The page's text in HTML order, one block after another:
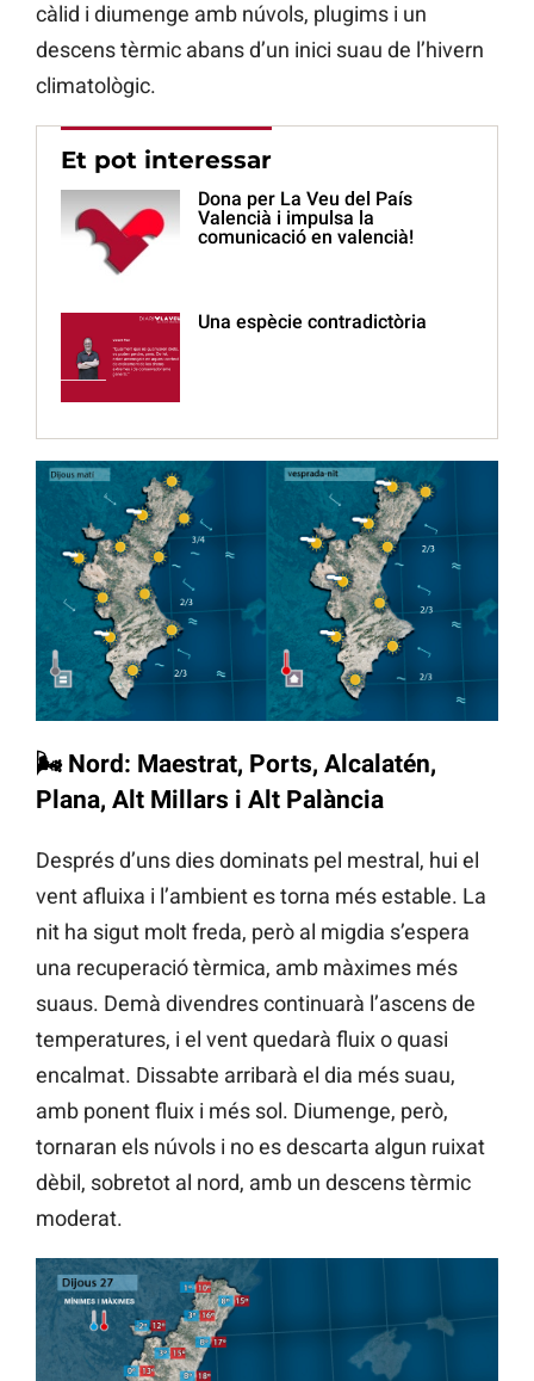
càlid i diumenge amb núvols, plugims i un
descens tèrmic abans d’un inici suau de l’hivern
climatològic.
Et pot interessar
Dona per La Veu del País
Valencià i impulsa la
comunicació en valencià!
Una espècie contradictòria
🌬️ Nord: Maestrat, Ports, Alcalatén,
Plana, Alt Millars i Alt Palància
Després d’uns dies dominats pel mestral, hui el
vent afluixa i l’ambient es torna més estable. La
nit ha sigut molt freda, però al migdia s’espera
una recuperació tèrmica, amb màximes més
suaus. Demà divendres continuarà l’ascens de
temperatures, i el vent quedarà fluix o quasi
encalmat. Dissabte arribarà el dia més suau,
amb ponent fluix i més sol. Diumenge, però,
tornaran els núvols i no es descarta algun ruixat
dèbil, sobretot al nord, amb un descens tèrmic
moderat.